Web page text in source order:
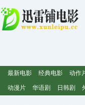
最新电影 经典电影 动作
动漫片 华语剧 日韩剧